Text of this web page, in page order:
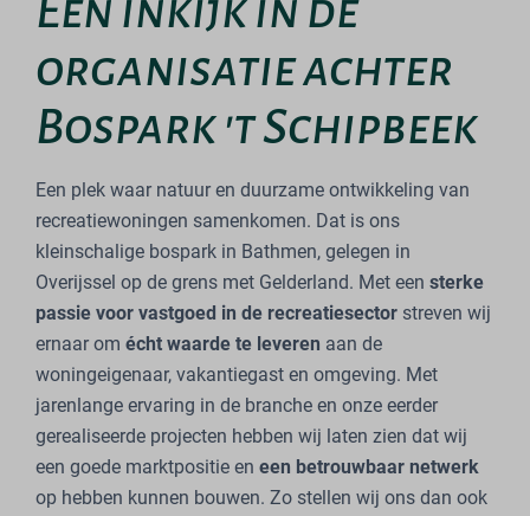
Een inkijk in de
organisatie achter
Bospark 't Schipbeek
Een plek waar natuur en duurzame ontwikkeling van
recreatiewoningen samenkomen. Dat is ons
kleinschalige bospark in Bathmen, gelegen in
Overijssel op de grens met Gelderland. Met eensterke
passie voor vastgoed in de recreatiesector streven wij
ernaar omécht waarde te leveren aan de
woningeigenaar, vakantiegast en omgeving. Met
jarenlange ervaring in de branche en onze eerder
gerealiseerde projecten hebben wij laten zien dat wij
een goede marktpositie eneen betrouwbaar netwerk
op hebben kunnen bouwen. Zo stellen wij ons dan ook